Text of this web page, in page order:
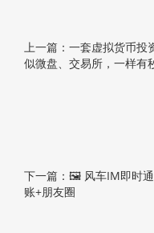
上一篇：一套虚拟货币
似微盘、交易所，一样有
下一篇：🖼 风车IM即时
账+朋友圈